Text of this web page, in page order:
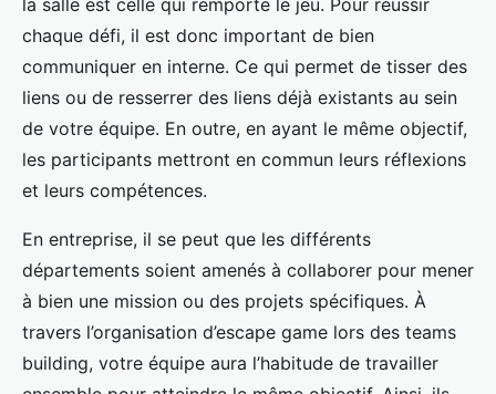
chaque défi, il est donc important de bien
communiquer en interne. Ce qui permet de tisser des
liens ou de resserrer des liens déjà existants au sein
de votre équipe. En outre, en ayant le même objectif,
les participants mettront en commun leurs réflexions
et leurs compétences.
En entreprise, il se peut que les différents
départements soient amenés à collaborer pour mener
à bien une mission ou des projets spécifiques. À
travers l’organisation d’escape game lors des teams
building, votre équipe aura l’habitude de travailler